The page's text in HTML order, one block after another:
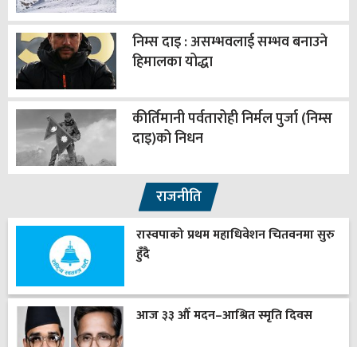
निम्स दाइ : असम्भवलाई सम्भव बनाउने
हिमालका योद्धा
कीर्तिमानी पर्वतारोही निर्मल पुर्जा (निम्स
दाइ)को निधन
राजनीति
रास्वपाको प्रथम महाधिवेशन चितवनमा सुरु
हुँदै
आज ३३ औँ मदन–आश्रित स्मृति दिवस